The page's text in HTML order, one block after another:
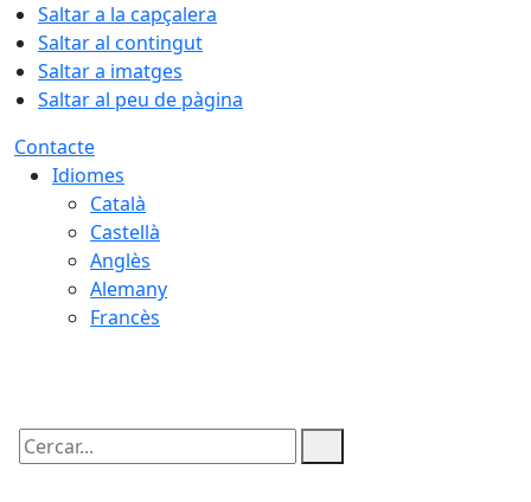
Saltar a la capçalera
Saltar al contingut
Saltar a imatges
Saltar al peu de pàgina
Contacte
Idiomes
Català
Castellà
Anglès
Alemany
Francès
Cercar: